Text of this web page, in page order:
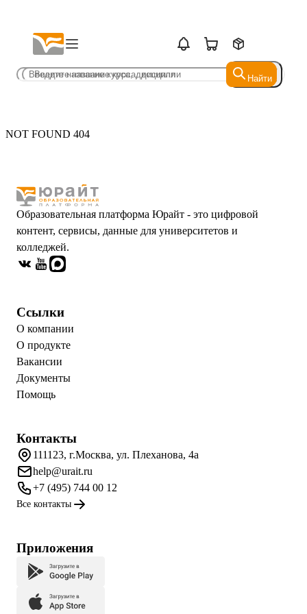
Найти
Найти
NOT FOUND 404
Образовательная платформа Юрайт - это цифровой
контент, сервисы, данные для университетов и
колледжей.
Ссылки
О компании
О продукте
Вакансии
Документы
Помощь
Контакты
111123, г.Москва, ул. Плеханова, 4а
help@urait.ru
+7 (495) 744 00 12
Все контакты
Приложения